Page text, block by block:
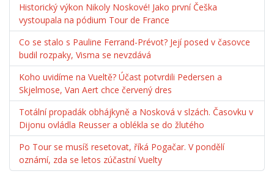
Historický výkon Nikoly Noskové! Jako první Češka
vystoupala na pódium Tour de France
Co se stalo s Pauline Ferrand-Prévot? Její posed v časovce
budil rozpaky, Visma se nevzdává
Koho uvidíme na Vueltě? Účast potvrdili Pedersen a
Skjelmose, Van Aert chce červený dres
Totální propadák obhájkyně a Nosková v slzách. Časovku v
Dijonu ovládla Reusser a oblékla se do žlutého
Po Tour se musíš resetovat, říká Pogačar. V pondělí
oznámí, zda se letos zúčastní Vuelty